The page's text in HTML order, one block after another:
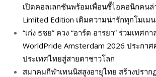
เปิดคอลเลกชันพร้อมเพื่อนซี้ไอคอนิกคนล่
Limited Edition เติมความน่ารักทุกโมเม
“เก่ง ธชย” ควง “อาร์ต อารยา” ร่วมเทศก
WorldPride Amsterdam 2026 ประกา
ประเทศไทยสู่สายตาชาวโลก
สมาคมกีฬาเทนนิสสูงอายุไทย สร้างปรา